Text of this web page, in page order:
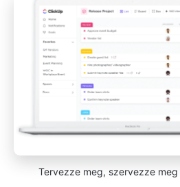
Tervezze meg, szervezze